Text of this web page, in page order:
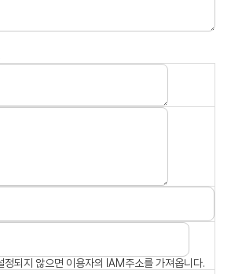
정되지 않으면 이용자의 IAM주소를 가져옵니다.